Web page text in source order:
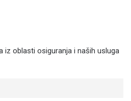
iz oblasti osiguranja i naših usluga